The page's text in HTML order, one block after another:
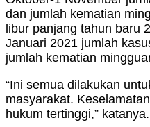
dan jumlah kematian
libur panjang tahun baru
Januari 2021 jumlah
jumlah kematian
“Ini semua dilakukan
masyarakat.
hukum tertinggi,” katanya.